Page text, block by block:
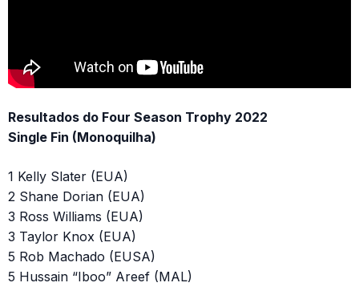
Resultados do Four Season Trophy 2022
Single Fin (Monoquilha)
1 Kelly Slater (EUA)
2 Shane Dorian (EUA)
3 Ross Williams (EUA)
3 Taylor Knox (EUA)
5 Rob Machado (EUSA)
5 Hussain “Iboo” Areef (MAL)